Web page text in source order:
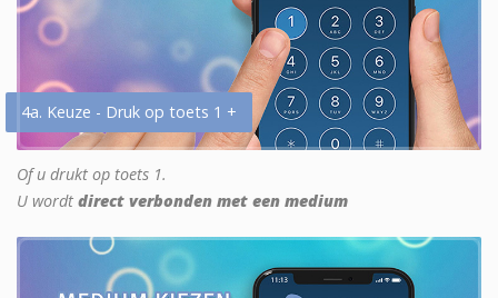
4a. Keuze - Druk op toets 1 +
Of u drukt op toets 1.
U wordt direct verbonden met een medium